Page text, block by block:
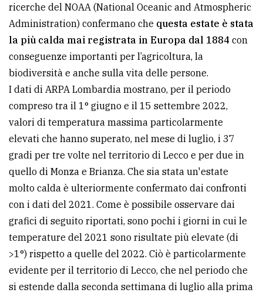
LE
ALTRE
TESTATE
PRIVACY
Privacy
policy
Cookie
policy
ricerche del NOAA (National Oceanic and Atmospheric
Administration) confermano che questa estate è stata
la più calda mai registrata in Europa dal 1884 con
conseguenze importanti per l’agricoltura, la
biodiversità e anche sulla vita delle persone.
I dati di ARPA Lombardia mostrano, per il periodo
compreso tra il 1° giugno e il 15 settembre 2022,
valori di temperatura massima particolarmente
elevati che hanno superato, nel mese di luglio, i 37
gradi per tre volte nel territorio di Lecco e per due in
quello di Monza e Brianza. Che sia stata un'estate
molto calda è ulteriormente confermato dai confronti
con i dati del 2021. Come è possibile osservare dai
grafici di seguito riportati, sono pochi i giorni in cui le
temperature del 2021 sono risultate più elevate (di
>1°) rispetto a quelle del 2022. Ciò è particolarmente
evidente per il territorio di Lecco, che nel periodo che
si estende dalla seconda settimana di luglio alla prima